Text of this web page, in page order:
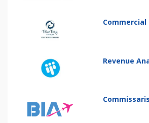
Revenue
Commissaris